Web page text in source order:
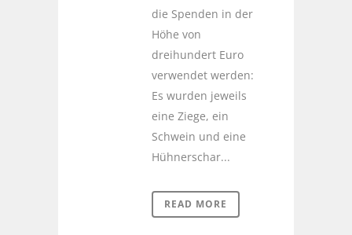
die Spenden in der
Höhe von
dreihundert Euro
verwendet werden:
Es wurden jeweils
eine Ziege, ein
Schwein und eine
Hühnerschar...
READ MORE